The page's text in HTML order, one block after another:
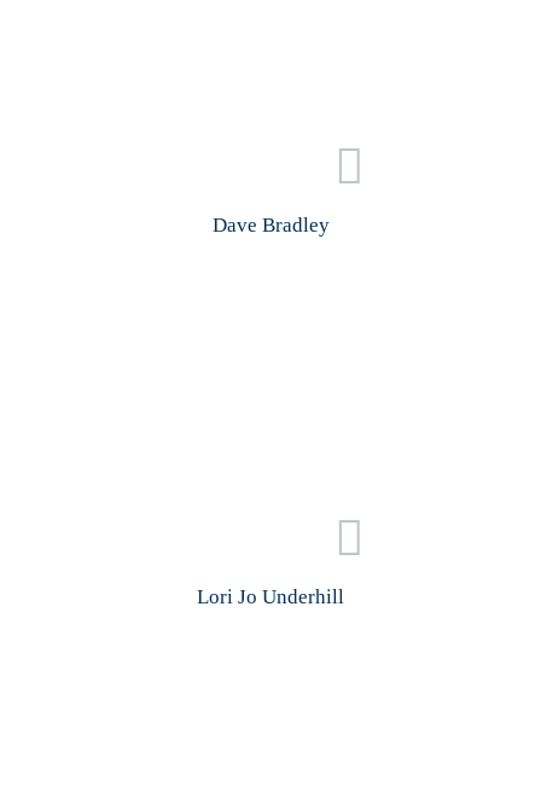
Dave Bradley
Lori Jo Underhill